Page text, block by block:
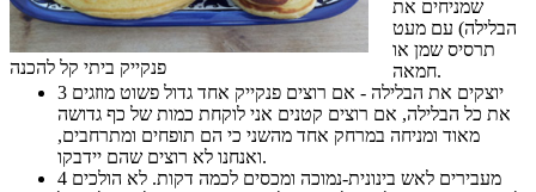
פנקייק ביתי קל להכנה
שמניחים את
הבלילה) עם מעט
תרסיס שמן או
חמאה.
3
את כל הבלילה, אם רוצים קטנים אני לוקחת כמות של כף גדושה
מאוד ומניחה במרחק אחד מהשני כי הם תופחים ומתרחבים,
ואנחנו לא רוצים שהם יידבקו.
4